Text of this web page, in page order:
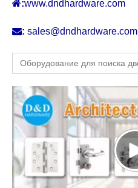
:www.dndhardware.com
: sales@dndhardware.com